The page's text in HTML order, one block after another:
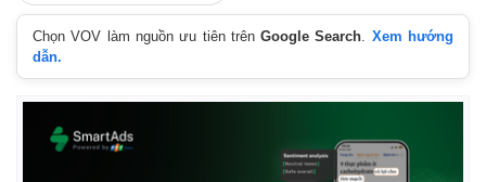
Tỷ giá
Chứng khoán
Chọn VOV làm nguồn ưu tiên trênGoogle Search. Xem hướng
dẫn.